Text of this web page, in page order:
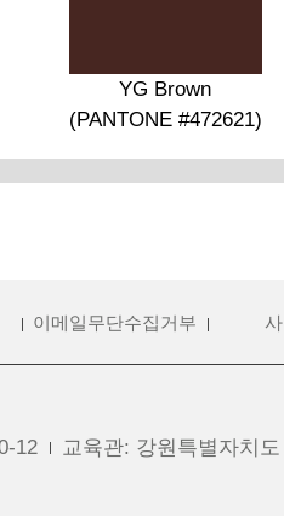
YG Brown
(PANTONE #472621)
이메일무단수집거부
12 교육관: 강원특별자치